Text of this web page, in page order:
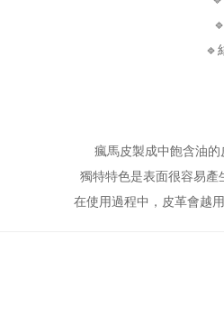
🔹
瘋馬皮製成中飽含油
獨特特色是表面很容易產
在使用過程中，皮革會越